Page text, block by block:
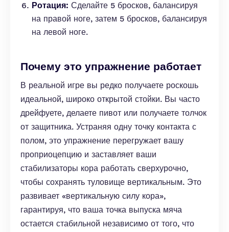
Ротация: Сделайте 5 бросков, балансируя
на правой ноге, затем 5 бросков, балансируя
на левой ноге.
Почему это упражнение работает
В реальной игре вы редко получаете роскошь
идеальной, широко открытой стойки. Вы часто
дрейфуете, делаете пивот или получаете толчок
от защитника. Устраняя одну точку контакта с
полом, это упражнение перегружает вашу
проприоцепцию и заставляет ваши
стабилизаторы кора работать сверхурочно,
чтобы сохранять туловище вертикальным. Это
развивает «вертикальную силу кора»,
гарантируя, что ваша точка выпуска мяча
остается стабильной независимо от того, что